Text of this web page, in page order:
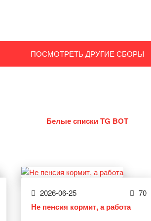
ПОСМОТРЕТЬ ДРУГИЕ СБОРЫ
Белые списки TG BOT
2026-06-25 70
Не пенсия кормит, а работа